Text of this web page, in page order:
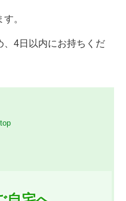
。
、4日以内にお持ちくだ